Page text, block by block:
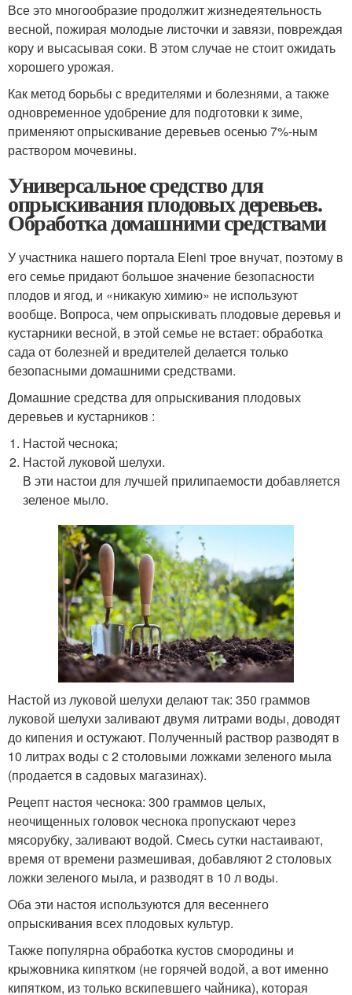
Все это многообразие продолжит жизнедеятельность
весной, пожирая молодые листочки и завязи, повреждая
кору и высасывая соки. В этом случае не стоит ожидать
хорошего урожая.
Как метод борьбы с вредителями и болезнями, а также
одновременное удобрение для подготовки к зиме,
применяют опрыскивание деревьев осенью 7%-ным
раствором мочевины.
Универсальное средство для
опрыскивания плодовых деревьев.
Обработка домашними средствами
У участника нашего портала Eleni трое внучат, поэтому в
его семье придают большое значение безопасности
плодов и ягод, и «никакую химию» не используют
вообще. Вопроса, чем опрыскивать плодовые деревья и
кустарники весной, в этой семье не встает: обработка
сада от болезней и вредителей делается только
безопасными домашними средствами.
Домашние средства для опрыскивания плодовых
деревьев и кустарников :
Настой чеснока;
Настой луковой шелухи.
В эти настои для лучшей прилипаемости добавляется
зеленое мыло.
Настой из луковой шелухи делают так: 350 граммов
луковой шелухи заливают двумя литрами воды, доводят
до кипения и остужают. Полученный раствор разводят в
10 литрах воды с 2 столовыми ложками зеленого мыла
(продается в садовых магазинах).
Рецепт настоя чеснока: 300 граммов целых,
неочищенных головок чеснока пропускают через
мясорубку, заливают водой. Смесь сутки настаивают,
время от времени размешивая, добавляют 2 столовых
ложки зеленого мыла, и разводят в 10 л воды.
Оба эти настоя используются для весеннего
опрыскивания всех плодовых культур.
Также популярна обработка кустов смородины и
крыжовника кипятком (не горячей водой, а вот именно
кипятком, из только вскипевшего чайника), которая